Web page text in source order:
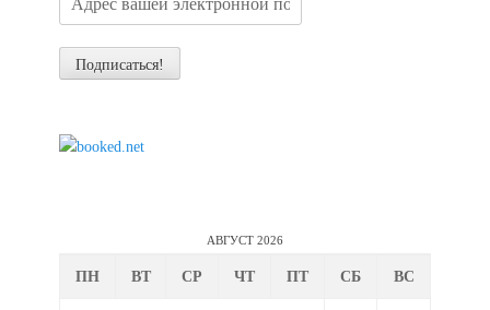
АВГУСТ 2026
ПН ВТ СР ЧТ ПТ СБ ВС